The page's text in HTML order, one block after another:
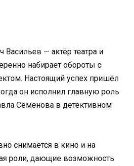
Васильев — актёр театра и
набирает обороты с
Настоящий успех пришёл
он исполнил главную роль
Семёнова в детективном
снимается в кино и на
роли, дающие возможность